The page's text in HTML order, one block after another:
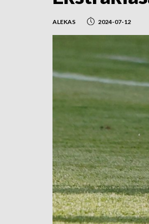
ALEKAS 2024-07-12